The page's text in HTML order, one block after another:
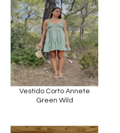
Vestido Corto Annete
Green Wild